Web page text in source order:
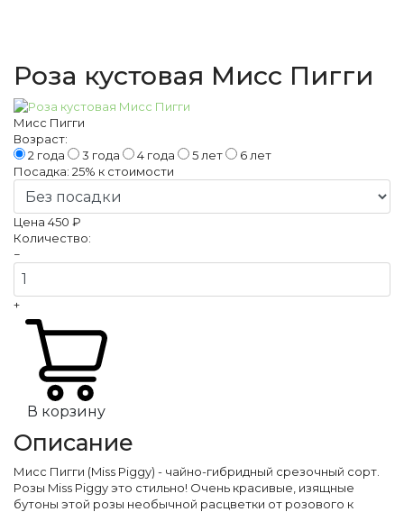
Роза кустовая Мисс Пигги
Мисс Пигги
Возраст:
2 года
3 года 4 года 5 лет
6 лет
Посадка: 25% к стоимости
Цена 450 ₽
Количество:
−
+
В корзину
Описание
Мисс Пигги (Miss Piggy) - чайно-гибридный срезочный сорт.
Розы Miss Piggy это стильно! Очень красивые, изящные
бутоны этой розы необычной расцветки от розового к